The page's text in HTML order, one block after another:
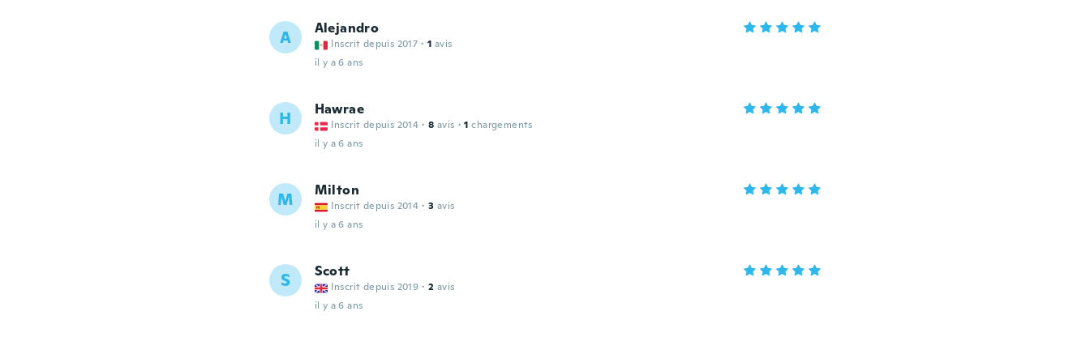
A Alejandro
Inscrit depuis 2017 · 1 avis
il y a 6 ans
H Hawrae
Inscrit depuis 2014 · 8 avis · 1 chargements
il y a 6 ans
M Milton
Inscrit depuis 2014 · 3 avis
il y a 6 ans
S Scott
Inscrit depuis 2019 · 2 avis
il y a 6 ans